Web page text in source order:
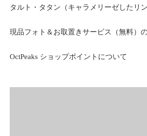
タルト・タタン（キャラメリーゼしたリ
現品フォト＆お取置きサービス（無料）
OctPeaks ショップポイントについて